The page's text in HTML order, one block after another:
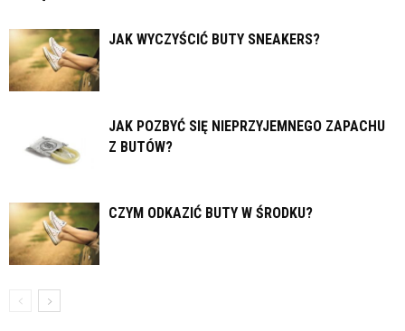
JAK WYCZYŚCIĆ BUTY SNEAKERS?
JAK POZBYĆ SIĘ NIEPRZYJEMNEGO ZAPACHU
Z BUTÓW?
CZYM ODKAZIĆ BUTY W ŚRODKU?